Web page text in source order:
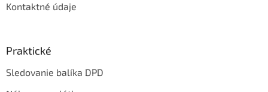
Kontaktné údaje
Praktické
Sledovanie balíka DPD